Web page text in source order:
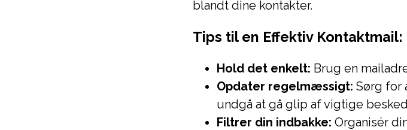
blandt dine kontakter.
Tips til en Effektiv Kontaktmail:
Hold det enkelt: Brug en
Opdater regelmæssigt: Sørg for
undgå at gå glip af vigtige
Filtrer din indbakke: Organisér